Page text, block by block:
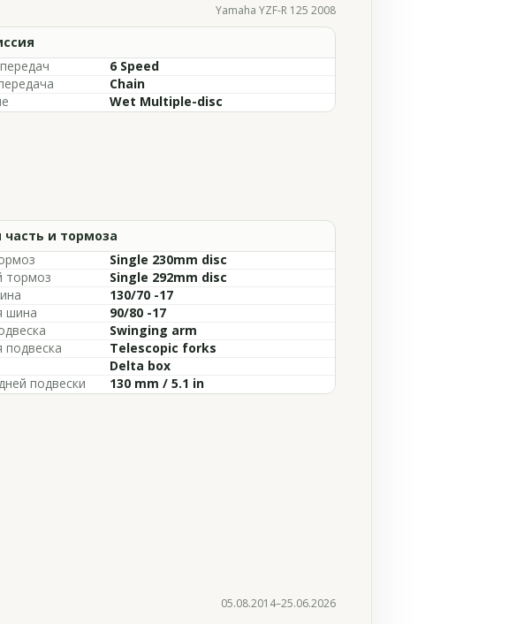
Yamaha YZF-R 125 2008
6 Speed
Chain
Wet Multiple-disc
часть и тормоза
Single 230mm disc
тормоз
Single 292mm disc
130/70 -17
шина
90/80 -17
Swinging arm
подвеска
Telescopic forks
Delta box
подвески
130 mm / 5.1 in
05.08.2014–25.06.2026